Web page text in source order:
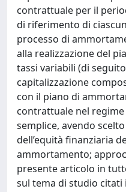
contrattuale per il
di riferimento di
processo di
alla realizzazione del
tassi variabili (di
capitalizzazione
con il piano di
contrattuale nel
semplice, avendo
dell’equità finanziaria
ammortamento;
presente articolo in
sul tema di studio